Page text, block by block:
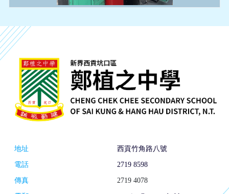
地址
西貢竹角路八號
電話
2719 8598
傳真
2719 4078